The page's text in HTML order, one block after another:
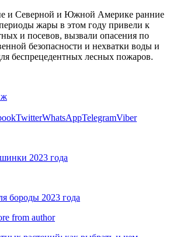
и Северной и Южной Америке ранние
жары в этом году привели к
и посевов, вызвали опасения по
безопасности и нехватки воды и
беспрецедентных лесных пожаров.
TwitterWhatsAppTelegramViber
2023 года
бороды 2023 года
from author